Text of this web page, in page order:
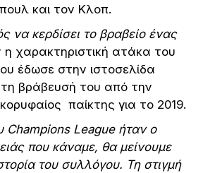
και τον Κλοπ.
να κερδίσει το βραβείο ένας
η χαρακτηριστική ατάκα του
έδωσε στην ιστοσελίδα
τη βράβευσή του από την
παίκτης για το 2019.
Champions League ήταν ο
που κάναμε, θα μείνουμε
του συλλόγου. Τη στιγμή